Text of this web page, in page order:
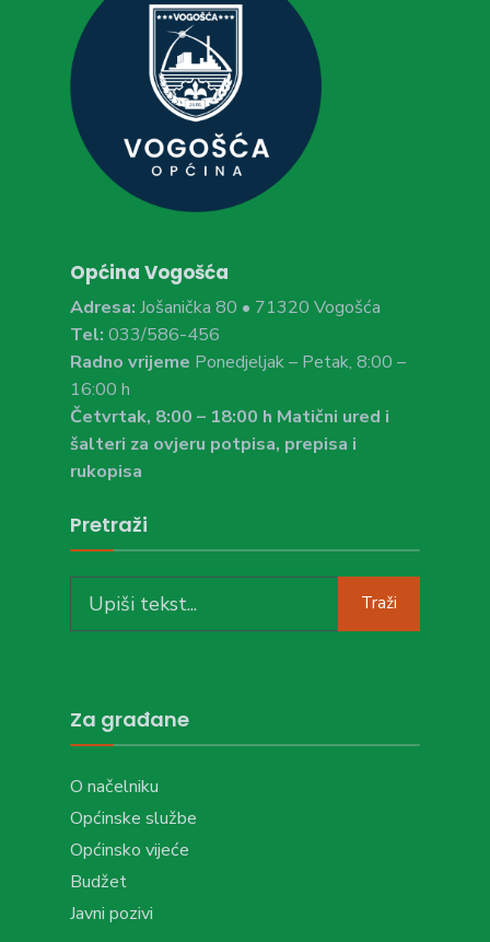
Općina Vogošća
Adresa: Jošanička 80 • 71320 Vogošća
Tel: 033/586-456
Radno vrijeme Ponedjeljak – Petak, 8:00 –
16:00 h
Četvrtak, 8:00 – 18:00 h Matični ured i
šalteri za ovjeru potpisa, prepisa i
rukopisa
Pretraži
for:
Traži
Za građane
O načelniku
Općinske službe
Općinsko vijeće
Budžet
Javni pozivi